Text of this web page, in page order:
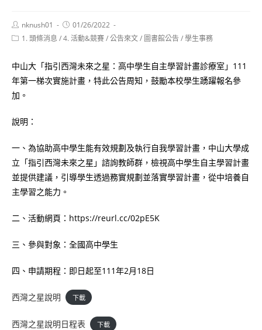
Post
author:
nknush01
Post
published:
01/26/2022
Post1. 頭條消息 /4. 活動&競賽/公告來文/ 圖書館公告/學生事務
中山大「指引西灣未來之星：高中學生自主學習計畫診療室」111
年第一梯次實施計畫，特此公告周知，鼓勵本校學生踴躍報名參
加。
說明：
一、為協助高中學生能有效規劃及執行自我學習計畫，中山大學成
立「指引西灣未來之星」諮詢教師群，檢視高中學生自主學習計畫
並提供建議，引導學生透過務實規劃並落實學習計畫，從中培養自
主學習之能力。
二、活動網頁：https://reurl.cc/02pE5K
三、參與對象：全國高中學生
四、申請期程：即日起至111年2月18日
西灣之星說明 下載
西灣之星說明日程表 下載